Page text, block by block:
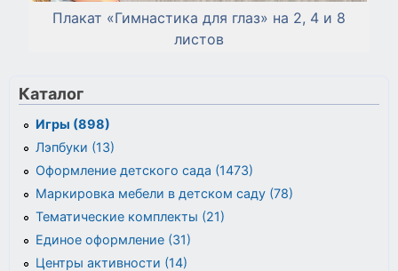
Плакат «Гимнастика для глаз» на 2, 4 и 8
листов
Каталог
Игры (898)
Лэпбуки (13)
Оформление детского сада (1473)
Маркировка мебели в детском саду (78)
Тематические комплекты (21)
Единое оформление (31)
Центры активности (14)